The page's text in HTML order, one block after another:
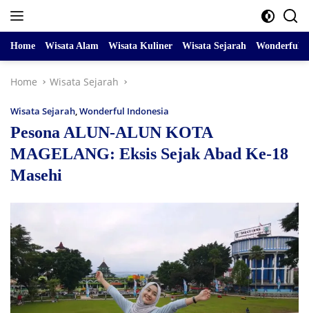
Home Wisata Alam Wisata Kuliner Wisata Sejarah Wonderful
Home Wisata Sejarah
Wisata Sejarah,Wonderful Indonesia
Pesona ALUN-ALUN KOTA
MAGELANG: Eksis Sejak Abad Ke-18
Masehi